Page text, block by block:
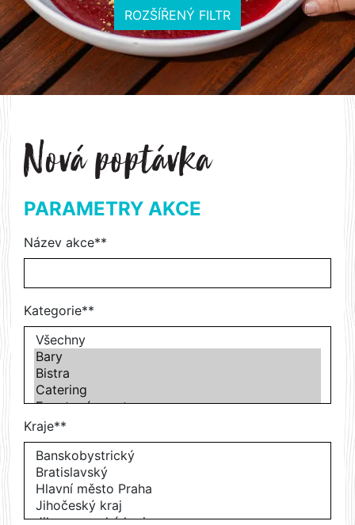
ROZŠÍŘENÝ FILTR
PARAMETRY AKCE
Název akce**
Kategorie**
Kraje**